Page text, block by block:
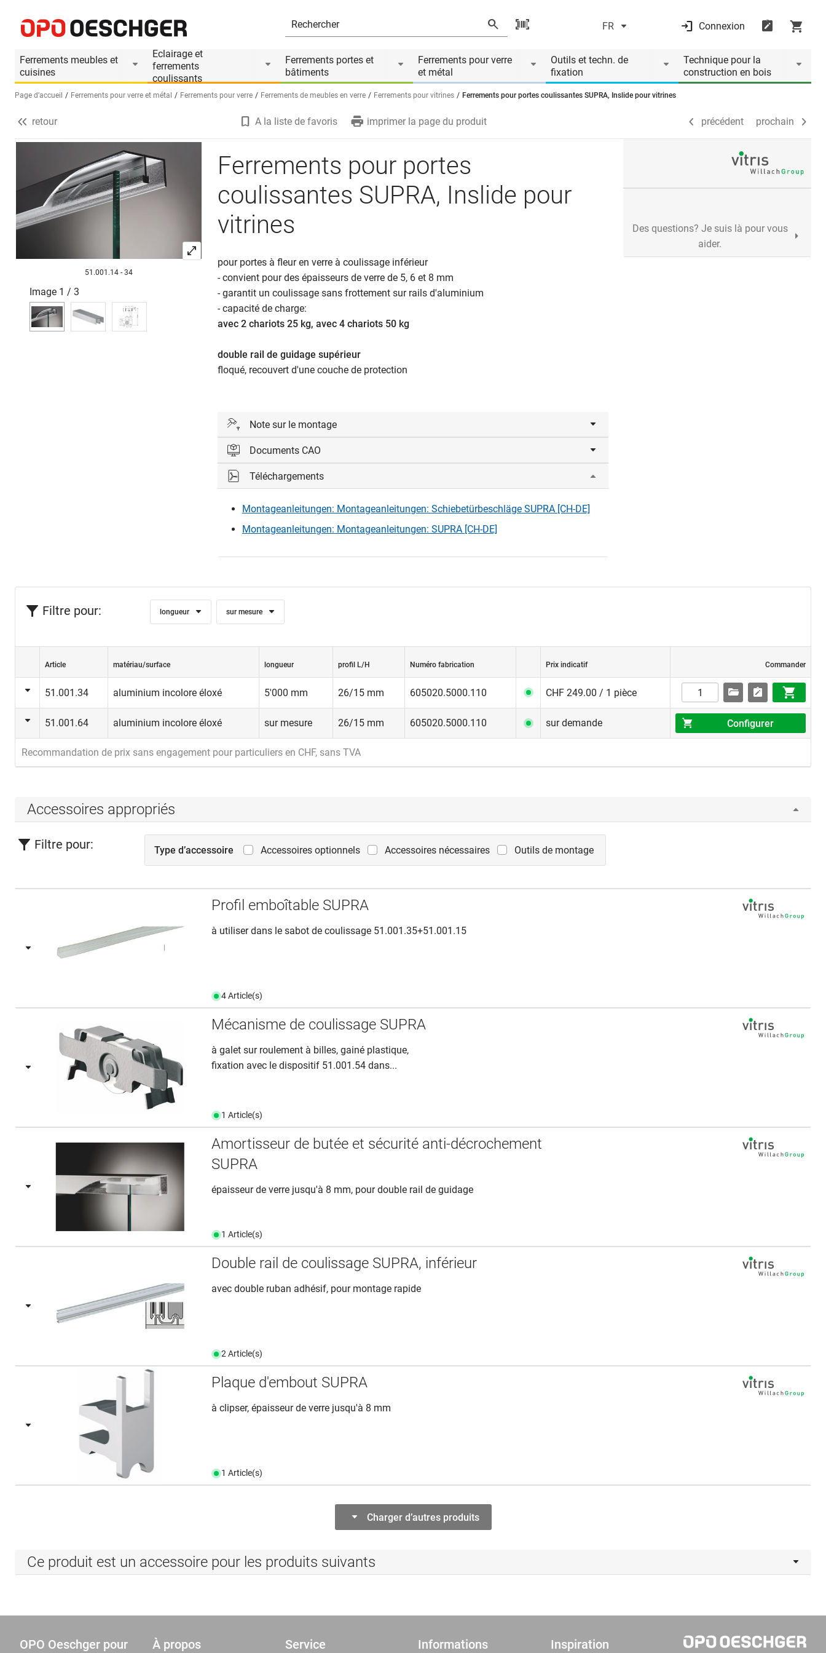
FR Connexion
Ferrements meubles et
cuisines
Eclairage et
ferrements
coulissants
Ferrements portes et
bâtiments
Ferrements pour verre
et métal
Outils et techn. de
fixation
Technique pour la
construction en bois
Sélectionnez une langue (FR)
Page d’accueil Ferrements pour verre et métal Ferrements pour verre Ferrements de meubles en verre Ferrements pour vitrines Ferrements pour portes coulissantes SUPRA, Inslide pour vitrines
Informations produit
Accessoires appropriés Le produit est accessoire de précédent prochain
retour A la liste de favoris imprimer la page du produit précédent prochain
51.001.14 - 34
Image 1 / 3
Ferrements pour portes
coulissantes SUPRA, Inslide pour
vitrines
pour portes à fleur en verre à coulissage inférieur
- convient pour des épaisseurs de verre de 5, 6 et 8 mm
- garantit un coulissage sans frottement sur rails d'aluminium
- capacité de charge:
avec 2 chariots 25 kg, avec 4 chariots 50 kg
double rail de guidage supérieur
floqué, recouvert d'une couche de protection
Note sur le montage
variante de base: découpe de verre sans profil emboîtable = hauteur de montage -32
mm
variante de base avec profil cadre d'entourage: découpe de verre sans profil
emboîtable = hauteur de montage -41 mm
Documents CAO
Veuillez vous connecter pour afficher et télécharger les fichiers CAD.
Connexion
Téléchargements
Montageanleitungen: Montageanleitungen: Schiebetürbeschläge SUPRA [CH-DE]
Montageanleitungen: Montageanleitungen: SUPRA [CH-DE]
Des questions? Je suis là pour vous
aider.
Filtre pour: longueur sur mesure
Article matériau/surface longueur profil L/H Numéro fabrication Prix indicatif Commander
51.001.34 aluminium incolore éloxé 5'000 mm 26/15 mm 605020.5000.110 CHF 249.00 / 1 pièce
51.001.64 aluminium incolore éloxé sur mesure 26/15 mm 605020.5000.110 sur demande Configurer
Recommandation de prix sans engagement pour particuliers en CHF, sans TVA
Accessoires appropriés
Filtre pour: Type d’accessoire Accessoires optionnels Accessoires nécessaires Outils de montage
Profil emboîtable SUPRA
à utiliser dans le sabot de coulissage 51.001.35+51.001.15
4 Article(s)
Mécanisme de coulissage SUPRA
à galet sur roulement à billes, gainé plastique,
fixation avec le dispositif 51.001.54 dans...
1 Article(s)
Amortisseur de butée et sécurité anti-décrochement
SUPRA
épaisseur de verre jusqu'à 8 mm, pour double rail de guidage
1 Article(s)
Double rail de coulissage SUPRA, inférieur
avec double ruban adhésif, pour montage rapide
2 Article(s)
Plaque d'embout SUPRA
à clipser, épaisseur de verre jusqu'à 8 mm
1 Article(s)
Charger d’autres produits
Ce produit est un accessoire pour les produits suivants
OPO Oeschger pour À propos Service Informations Inspiration